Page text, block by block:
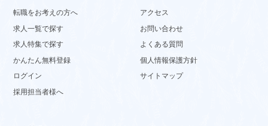
転職をお考えの方へ
求人一覧で探す
求人特集で探す
かんたん無料登録
ログイン
採用担当者様へ
アクセス
お問い合わせ
よくある質問
個人情報保護方針
サイトマップ